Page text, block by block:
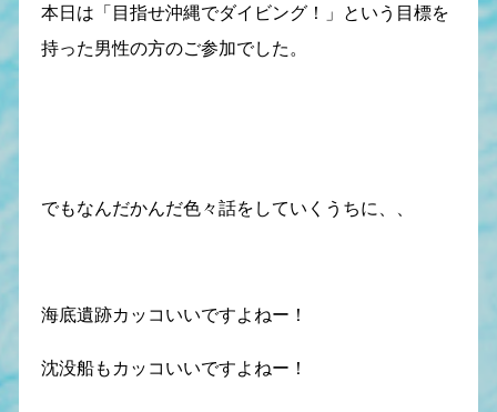
本日は「目指せ沖縄でダイビング！」という目標を
持った男性の方のご参加でした。
でもなんだかんだ色々話をしていくうちに、、
海底遺跡カッコいいですよねー！
沈没船もカッコいいですよねー！